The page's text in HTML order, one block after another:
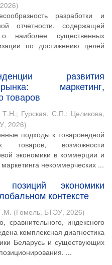
2026)
разработки и
отчетности, содержащей
наиболее существенных
по достижению целей
развития
маркетинг,
товаров
Т.Н.; Гурская, С.П.; Целикова,
, 2026)
подходы к товароведной
товаров, возможности
экономики в коммерции и
некоммерческих ...
позиций экономики
контексте
(Гомель, БТЭУ, 2026)
сравнительного, индексного
комплексная диагностика
Беларусь и существующих
...